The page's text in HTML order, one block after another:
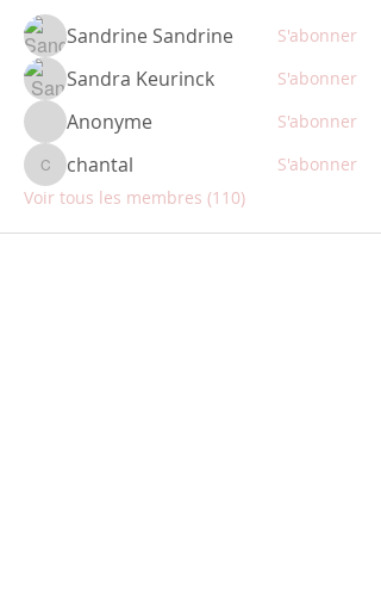
Sandrine Sandrine S'abonner
Sandra Keurinck S'abonner
Anonyme S'abonner
chantalchantal
S'abonner
Voir tous les membres (110)